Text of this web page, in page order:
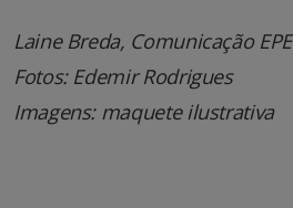
Laine Breda, Comunicação EPE
Fotos: Edemir Rodrigues
Imagens: maquete ilustrativa